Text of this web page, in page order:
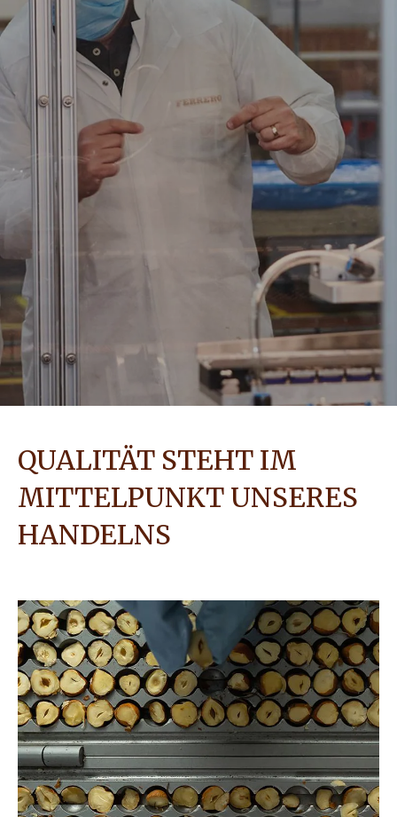
QUALITÄT STEHT IM
MITTELPUNKT UNSERES
HANDELNS